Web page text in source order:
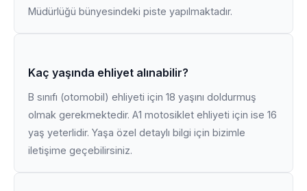
Müdürlüğü bünyesindeki piste yapılmaktadır.
Kaç yaşında ehliyet alınabilir?
B sınıfı (otomobil) ehliyeti için 18 yaşını doldurmuş
olmak gerekmektedir. A1 motosiklet ehliyeti için ise 16
yaş yeterlidir. Yaşa özel detaylı bilgi için bizimle
iletişime geçebilirsiniz.